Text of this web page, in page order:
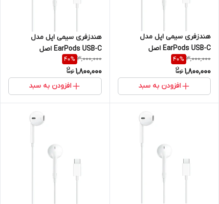
هندزفری سیمی اپل مدل
EarPods USB-C اصل
3,000,000
40%
1,800,000
افزودن به سبد
هندزفری سیمی اپل مدل
EarPods USB-C اصل
3,000,000
40%
1,800,000
افزودن به سبد